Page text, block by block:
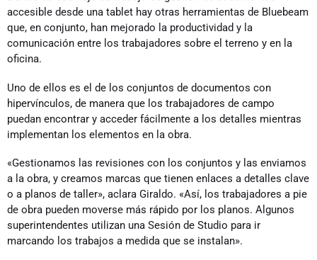
accesible desde una tablet hay otras herramientas de Bluebeam
que, en conjunto, han mejorado la productividad y la
comunicación entre los trabajadores sobre el terreno y en la
oficina.
Uno de ellos es el de los conjuntos de documentos con
hipervínculos, de manera que los trabajadores de campo
puedan encontrar y acceder fácilmente a los detalles mientras
implementan los elementos en la obra.
«Gestionamos las revisiones con los conjuntos y las enviamos
a la obra, y creamos marcas que tienen enlaces a detalles clave
o a planos de taller», aclara Giraldo. «Así, los trabajadores a pie
de obra pueden moverse más rápido por los planos. Algunos
superintendentes utilizan una Sesión de Studio para ir
marcando los trabajos a medida que se instalan».